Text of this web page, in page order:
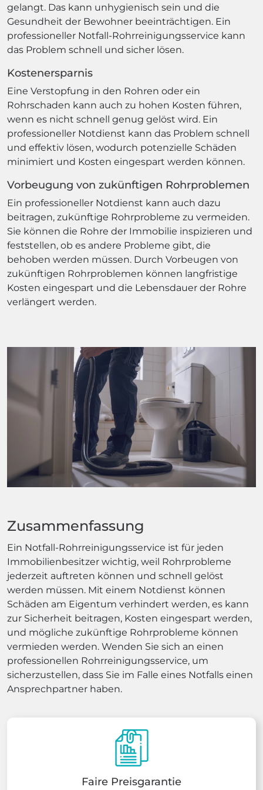
gelangt. Das kann unhygienisch sein und die
Gesundheit der Bewohner beeinträchtigen. Ein
professioneller Notfall-Rohrreinigungsservice kann
das Problem schnell und sicher lösen.
Kostenersparnis
Eine Verstopfung in den Rohren oder ein
Rohrschaden kann auch zu hohen Kosten führen,
wenn es nicht schnell genug gelöst wird. Ein
professioneller Notdienst kann das Problem schnell
und effektiv lösen, wodurch potenzielle Schäden
minimiert und Kosten eingespart werden können.
Vorbeugung von zukünftigen Rohrproblemen
Ein professioneller Notdienst kann auch dazu
beitragen, zukünftige Rohrprobleme zu vermeiden.
Sie können die Rohre der Immobilie inspizieren und
feststellen, ob es andere Probleme gibt, die
behoben werden müssen. Durch Vorbeugen von
zukünftigen Rohrproblemen können langfristige
Kosten eingespart und die Lebensdauer der Rohre
verlängert werden.
Zusammenfassung
Ein Notfall-Rohrreinigungsservice ist für jeden
Immobilienbesitzer wichtig, weil Rohrprobleme
jederzeit auftreten können und schnell gelöst
werden müssen. Mit einem Notdienst können
Schäden am Eigentum verhindert werden, es kann
zur Sicherheit beitragen, Kosten eingespart werden,
und mögliche zukünftige Rohrprobleme können
vermieden werden. Wenden Sie sich an einen
professionellen Rohrreinigungsservice, um
sicherzustellen, dass Sie im Falle eines Notfalls einen
Ansprechpartner haben.
Faire Preisgarantie